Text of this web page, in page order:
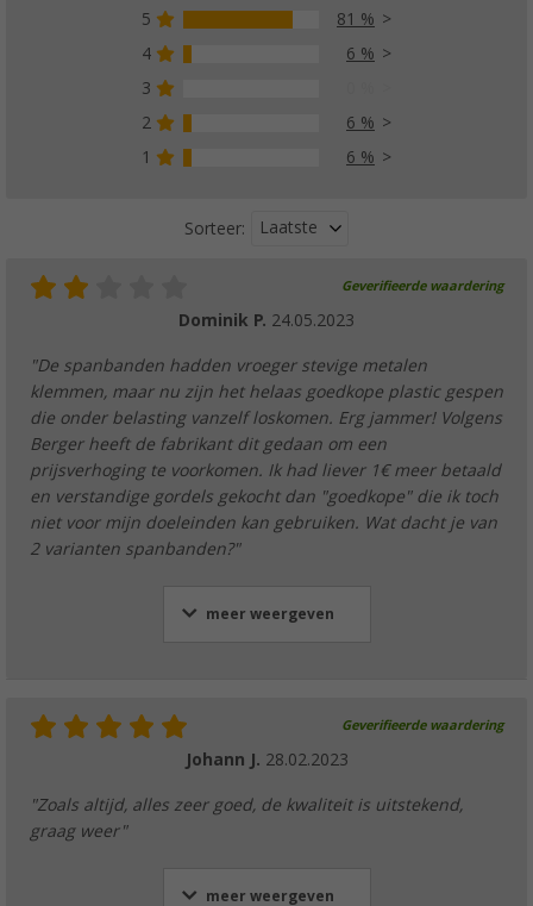
5
81 %
4
6 %
3
2
6 %
1
6 %
Sorteer: Laatste
Geverifieerde waardering
Dominik P. 24.05.2023
"De spanbanden hadden vroeger stevige metalen
klemmen, maar nu zijn het helaas goedkope plastic gespen
die onder belasting vanzelf loskomen. Erg jammer! Volgens
Berger heeft de fabrikant dit gedaan om een
prijsverhoging te voorkomen. Ik had liever 1€ meer betaald
en verstandige gordels gekocht dan "goedkope" die ik toch
niet voor mijn doeleinden kan gebruiken. Wat dacht je van
2 varianten spanbanden?"
meer weergeven
Geverifieerde waardering
Johann J. 28.02.2023
"Zoals altijd, alles zeer goed, de kwaliteit is uitstekend,
graag weer"
meer weergeven